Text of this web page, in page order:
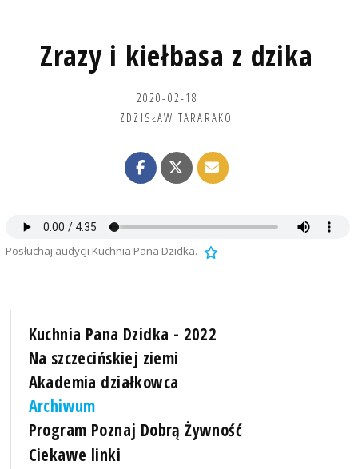
Zrazy i kiełbasa z dzika
2020-02-18
ZDZISŁAW TARARAKO
Posłuchaj audycji Kuchnia Pana Dzidka.
Kuchnia Pana Dzidka - 2022
Na szczecińskiej ziemi
Akademia działkowca
Archiwum
Program Poznaj Dobrą Żywność
Ciekawe linki